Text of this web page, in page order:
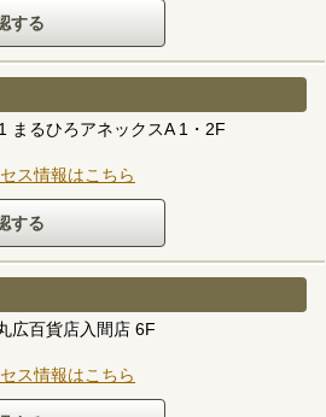
まるひろアネックスA 1・2F
ス情報はこちら
広百貨店入間店 6F
ス情報はこちら